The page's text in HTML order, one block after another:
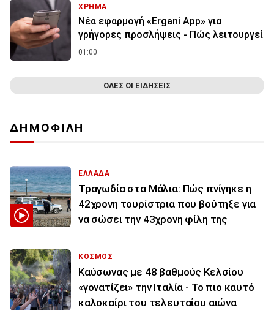
ΧΡΗΜΑ
Νέα εφαρμογή «Ergani App» για
γρήγορες προσλήψεις - Πώς λειτουργεί
01:00
ΟΛΕΣ ΟΙ ΕΙΔΗΣΕΙΣ
ΔΗΜΟΦΙΛΗ
ΕΛΛΑΔΑ
Τραγωδία στα Μάλια: Πώς πνίγηκε η
42χρονη τουρίστρια που βούτηξε για
να σώσει την 43χρονη φίλη της
ΚΟΣΜΟΣ
Καύσωνας με 48 βαθμούς Κελσίου
«γονατίζει» την Ιταλία - Το πιο καυτό
καλοκαίρι του τελευταίου αιώνα